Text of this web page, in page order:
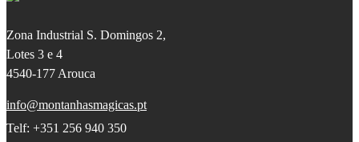
Zona Industrial S. Domingos 2,
Lotes 3 e 4
4540-177 Arouca
info@montanhasmagicas.pt
Telf: +351 256 940 350